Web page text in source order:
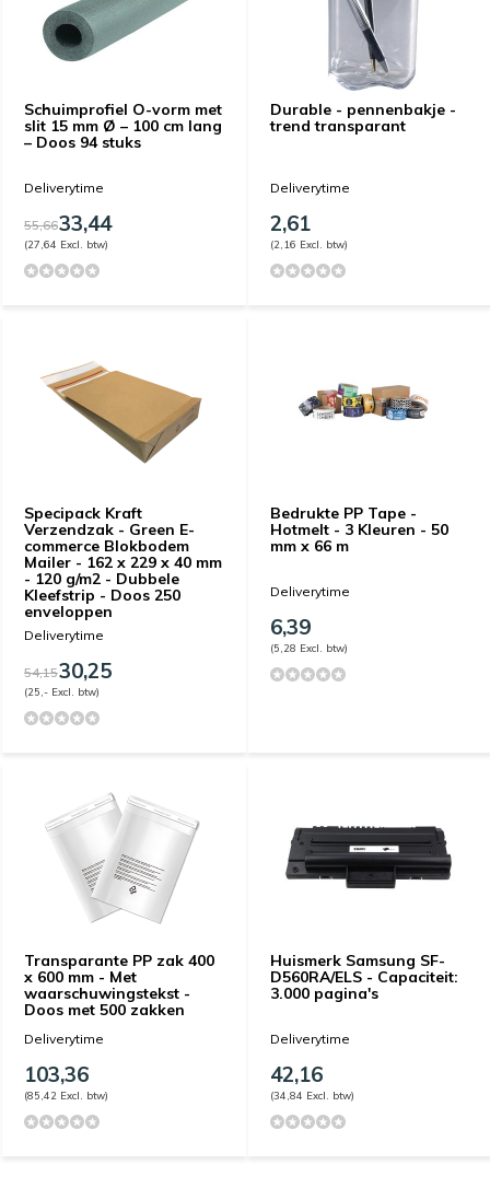
Schuimprofiel O-vorm met
slit 15 mm Ø – 100 cm lang
– Doos 94 stuks
Deliverytime
55,6633,44
(27,64 Excl. btw)
Durable - pennenbakje -
trend transparant
Deliverytime
2,61
(2,16 Excl. btw)
Specipack Kraft
Verzendzak - Green E-
commerce Blokbodem
Mailer - 162 x 229 x 40 mm
- 120 g/m2 - Dubbele
Kleefstrip - Doos 250
enveloppen
Deliverytime
54,1530,25
(25,- Excl. btw)
Bedrukte PP Tape -
Hotmelt - 3 Kleuren - 50
mm x 66 m
Deliverytime
6,39
(5,28 Excl. btw)
Transparante PP zak 400
x 600 mm - Met
waarschuwingstekst -
Doos met 500 zakken
Deliverytime
103,36
(85,42 Excl. btw)
Huismerk Samsung SF-
D560RA/ELS - Capaciteit:
3.000 pagina's
Deliverytime
42,16
(34,84 Excl. btw)